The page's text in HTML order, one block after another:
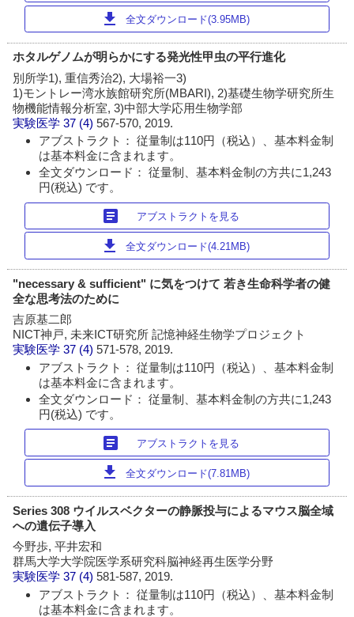
download 全文ダウンロード(3.95MB)
ホタルゲノムが明らかにする発光性甲虫の平行進化
別所学1), 重信秀治2), 大場裕一3)
1)モントレー湾水族館研究所(MBARI), 2)基礎生物学研究所生
物機能情報分析室, 3)中部大学応用生物学部
実験医学 37 (4)567-570, 2019.
アブストラクト： 従量制は110円（税込）、基本料金制
は基本料金に含まれます。
全文ダウンロード： 従量制、基本料金制の方共に1,243
円(税込) です。
article アブストラクトを見る
download 全文ダウンロード(4.21MB)
"necessary & sufficient" に気をつけて 若き生命科学者の健
全な思考法のために
吉原基二郎
NICT神戸, 未来ICT研究所 記憶神経生物学プロジェクト
実験医学 37 (4)571-578, 2019.
アブストラクト： 従量制は110円（税込）、基本料金制
は基本料金に含まれます。
全文ダウンロード： 従量制、基本料金制の方共に1,243
円(税込) です。
article アブストラクトを見る
download 全文ダウンロード(7.81MB)
Series 308 ウイルスベクターの静脈投与によるマウス脳全域
への遺伝子導入
今野歩, 平井宏和
群馬大学大学院医学系研究科脳神経再生医学分野
実験医学 37 (4)581-587, 2019.
アブストラクト： 従量制は110円（税込）、基本料金制
は基本料金に含まれます。